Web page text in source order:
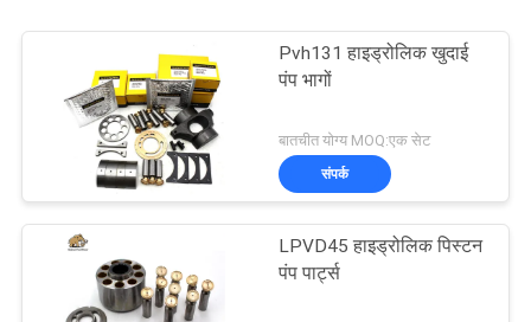
Pvh131 हाइड्रोलिक खुदाई
पंप भागों
बातचीत योग्य MOQ:एक सेट
संपर्क
LPVD45 हाइड्रोलिक पिस्टन
पंप पार्ट्स